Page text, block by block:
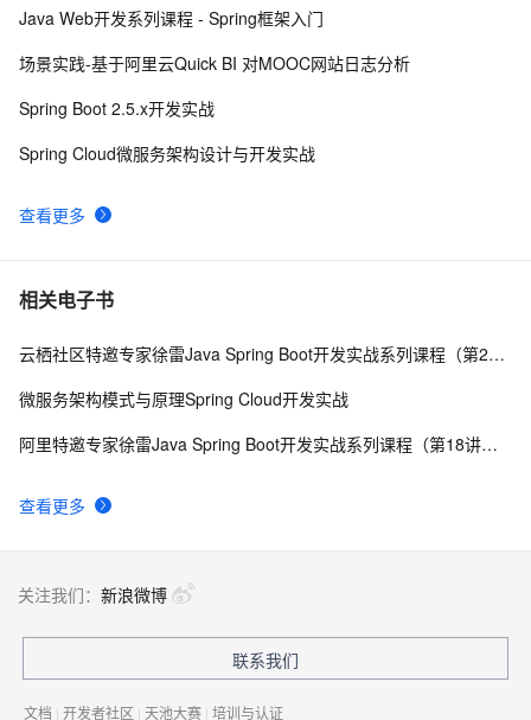
deployment. See server log for details.
10Windows Phone 实用开发技巧（24）：上传日志
查看更多
Java Web开发系列课程 - Spring框架入门
场景实践-基于阿里云Quick BI 对MOOC网站日志分析
Spring Boot 2.5.x开发实战
Spring Cloud微服务架构设计与开发实战
相关电子书
查看更多
云栖社区特邀专家徐雷Java Spring Boot开发实战系列课程（第20讲）：经典面试题与阿里等名企内部招聘求职面试技巧
微服务架构模式与原理Spring Cloud开发实战
阿里特邀专家徐雷Java Spring Boot开发实战系列课程（第18讲）：制作Java Docker镜像与推送到DockerHub和阿里云Docker仓库
关注我们： 新浪微博
联系我们
文档 | 开发者社区 | 天池大赛 | 培训与认证